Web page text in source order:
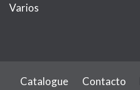
Varios
Catalogue Contacto